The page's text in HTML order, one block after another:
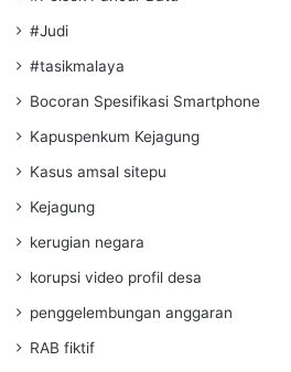
#Judi
#tasikmalaya
Bocoran Spesifikasi Smartphone
Kapuspenkum Kejagung
Kasus amsal sitepu
Kejagung
kerugian negara
korupsi video profil desa
penggelembungan anggaran
RAB fiktif